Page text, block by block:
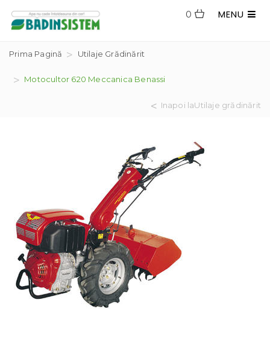
MENU
0
Prima Pagină Utilaje Grădinărit
Motocultor 620 Meccanica Benassi
Inapoi laUtilaje grădinărit